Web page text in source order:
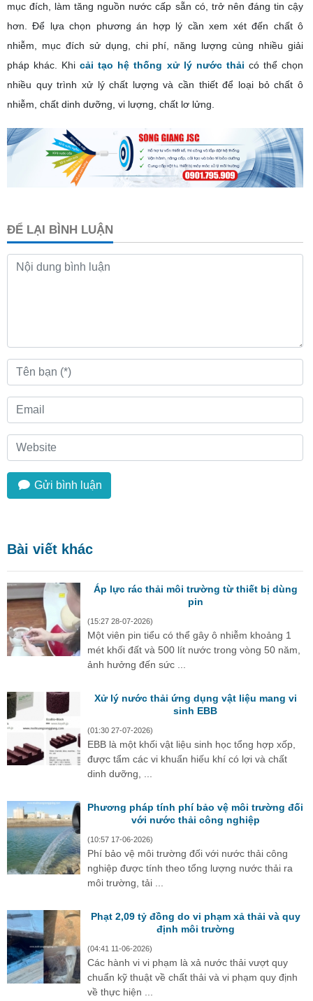
mục đích, làm tăng nguồn nước cấp sẵn có, trở nên đáng tin cậy
hơn. Để lựa chọn phương án hợp lý cần xem xét đến chất ô
nhiễm, mục đích sử dụng, chi phí, năng lượng cùng nhiều giải
pháp khác. Khicải tạo hệ thống xử lý nước thải có thể chọn
nhiều quy trình xử lý chất lượng và cần thiết để loại bỏ chất ô
nhiễm, chất dinh dưỡng, vi lượng, chất lơ lửng.
ĐỂ LẠI BÌNH LUẬN
Gửi bình luận
Bài viết khác
Áp lực rác thải môi trường từ thiết bị dùng
pin
(15:27 28-07-2026)
Một viên pin tiểu có thể gây ô nhiễm khoảng 1
mét khối đất và 500 lít nước trong vòng 50 năm,
ảnh hưởng đến sức ...
Xử lý nước thải ứng dụng vật liệu mang vi
sinh EBB
(01:30 27-07-2026)
EBB là một khối vật liệu sinh học tổng hợp xốp,
được tẩm các vi khuẩn hiếu khí có lợi và chất
dinh dưỡng, ...
Phương pháp tính phí bảo vệ môi trường đối
với nước thải công nghiệp
(10:57 17-06-2026)
Phí bảo vệ môi trường đối với nước thải công
nghiệp được tính theo tổng lượng nước thải ra
môi trường, tải ...
Phạt 2,09 tỷ đồng do vi phạm xả thải và quy
định môi trường
(04:41 11-06-2026)
Các hành vi vi phạm là xả nước thải vượt quy
chuẩn kỹ thuật về chất thải và vi phạm quy định
về thực hiện ...